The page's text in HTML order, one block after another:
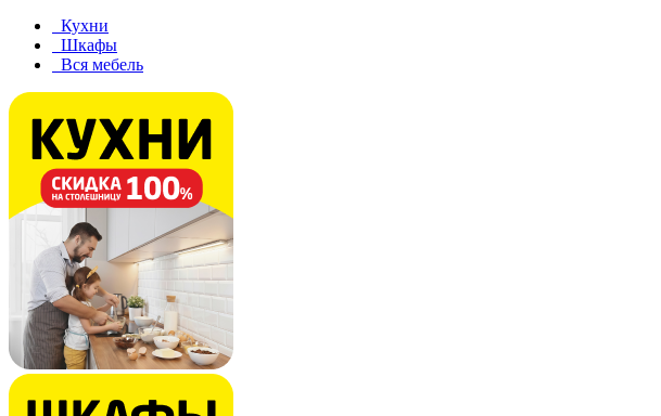
Кухни
Шкафы
Вся мебель